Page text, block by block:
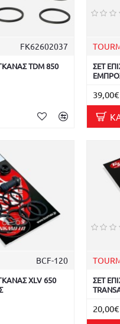
FK62602037
TDM 850
ΣΕΤ
39,00€
BCF-120
XLV 650
ΣΕΤ
20,00€